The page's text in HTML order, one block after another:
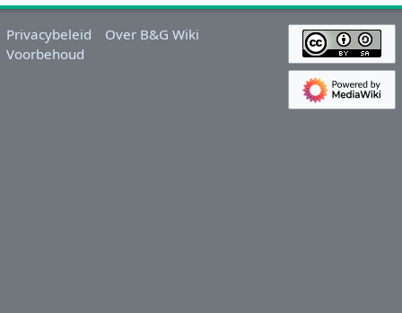
Privacybeleid
Over B&G Wiki
Voorbehoud